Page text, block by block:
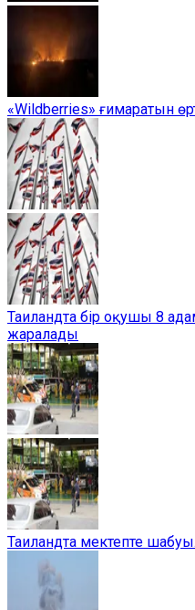
«Wildberries» ғимаратын
Таиландта бір оқушы 8
жаралады
Таиландта мектепте